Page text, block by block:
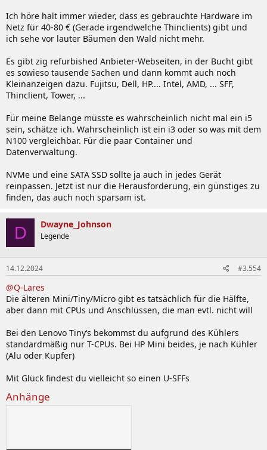
Ich höre halt immer wieder, dass es gebrauchte Hardware im
Netz für 40-80 € (Gerade irgendwelche Thinclients) gibt und
ich sehe vor lauter Bäumen den Wald nicht mehr.
Es gibt zig refurbished Anbieter-Webseiten, in der Bucht gibt
es sowieso tausende Sachen und dann kommt auch noch
Kleinanzeigen dazu. Fujitsu, Dell, HP.... Intel, AMD, ... SFF,
Thinclient, Tower, ...
Für meine Belange müsste es wahrscheinlich nicht mal ein i5
sein, schätze ich. Wahrscheinlich ist ein i3 oder so was mit dem
N100 vergleichbar. Für die paar Container und
Datenverwaltung.
NVMe und eine SATA SSD sollte ja auch in jedes Gerät
reinpassen. Jetzt ist nur die Herausforderung, ein günstiges zu
finden, das auch noch sparsam ist.
D Dwayne_Johnson
Legende
14.12.2024 #3.554
@Q-Lares
Die älteren Mini/Tiny/Micro gibt es tatsächlich für die Hälfte,
aber dann mit CPUs und Anschlüssen, die man evtl. nicht will
Bei den Lenovo Tiny‘s bekommst du aufgrund des Kühlers
standardmäßig nur T-CPUs. Bei HP Mini beides, je nach Kühler
(Alu oder Kupfer)
Mit Glück findest du vielleicht so einen U-SFFs
Anhänge